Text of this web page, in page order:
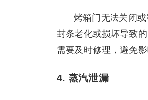
烤箱门无法关闭
封条老化或损坏导致
需要及时修理，避免影
4. 蒸汽泄漏